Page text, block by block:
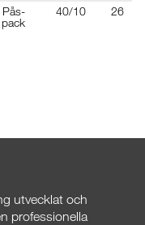
Pås-
pack
40/10 26
utvecklat och
professionella